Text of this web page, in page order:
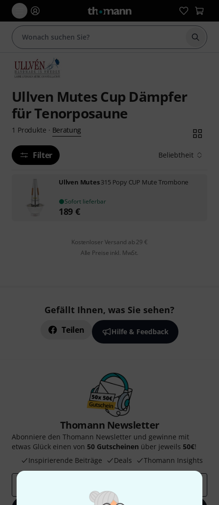
Suche
Ullven Mutes Cup Dämpfer
für Tenorposaune
1 Produkte · Beratung
Filter Beliebtheit
Ullven Mutes315 Popy CUP Mute Trombone
Sofort lieferbar
189 €
Kostenloser Versand ab 29 €
Alle Preise inkl. MwSt.
Gefällt Ihnen, was Sie sehen?
Teilen Hilfe & Feedback
Thomann Newsletter
Abonniere den Thomann Newsletter und gewinne mit
etwas Glück einen von 50 Gutscheinen über jeweils 50€!
Inspirierende Beiträge
Deals Thomann Insights